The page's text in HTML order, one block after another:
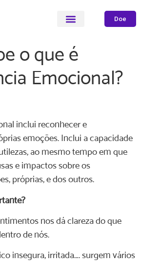
Doe
o que é
Emocional?
inclui reconhecer e
emoções. Inclui a capacidade
ao mesmo tempo em que
e impactos sobre os
próprias, e dos outros.
nos dá clareza do que
de nós.
insegura, irritada…. surgem vários